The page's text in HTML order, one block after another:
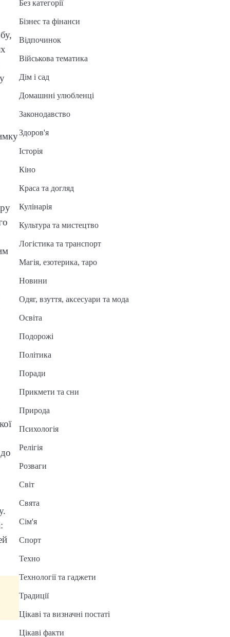
Без категорії
Бізнес та фінанси
Відпочинок
Військова тематика
Дім і сад
Домашнні улюбленці
Законодавство
Здоров'я
Історія
Кіно
Краса та догляд
Кулінарія
Культура та мистецтво
Логістика та транспорт
Магія, езотерика, таро
Новини
Одяг, взуття, аксесуари та мода
Освіта
Подорожі
Політика
Поради
Прикмети та сни
Природа
Психологія
Релігія
Розваги
Світ
Свята
Сім'я
Спорт
Техно
Технології та гаджети
Традиції
Цікаві та визначні постаті
Цікаві факти